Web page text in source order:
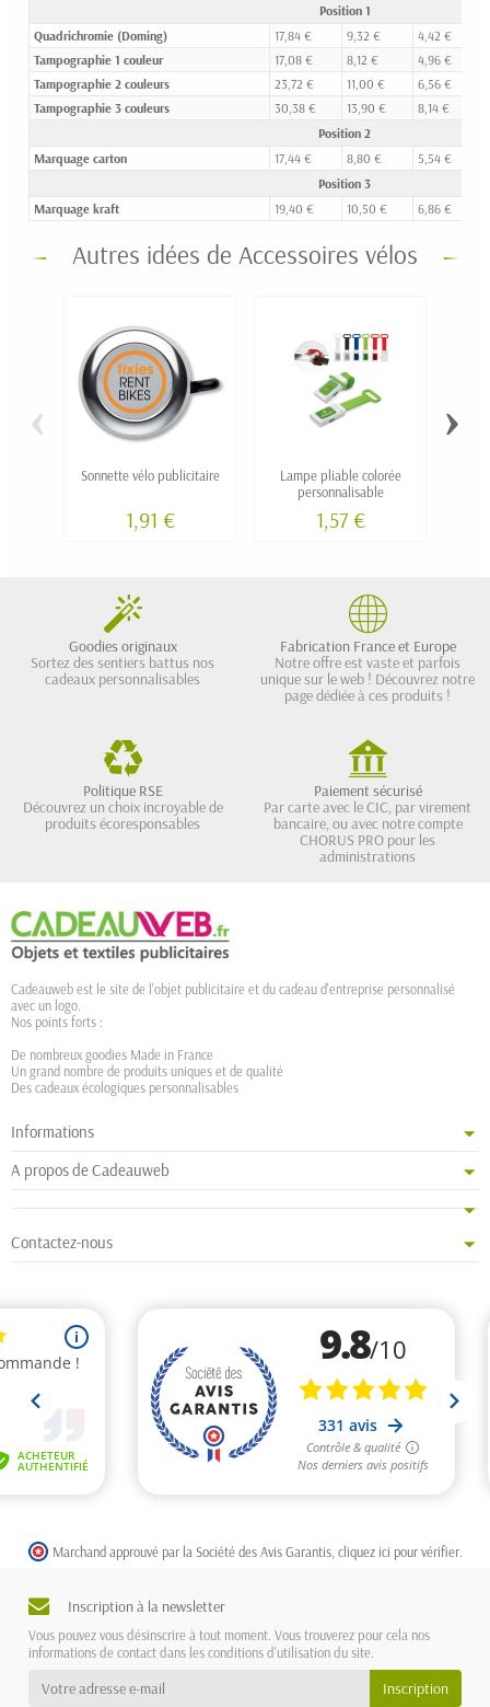
Position 1
Quadrichromie (Doming)
17,84 € 9,32 € 4,42 €
Tampographie 1 couleur
17,08 € 8,12 € 4,96 €
Tampographie 2 couleurs
23,72 € 11,00 € 6,56 €
Tampographie 3 couleurs
30,38 € 13,90 € 8,14 €
Position 2
Marquage carton
17,44 € 8,80 € 5,54 €
Position 3
Marquage kraft
19,40 € 10,50 € 6,86 €
Autres idées de Accessoires vélos
Sonnette vélo publicitaire
1,91 €
Lampe pliable colorée
personnalisable
1,57 €
‹ ›
Goodies originaux
Sortez des sentiers battus nos
cadeaux personnalisables
Fabrication France et Europe
Notre offre est vaste et parfois
unique sur le web ! Découvrez notre
page dédiée à ces produits !
Politique RSE
Découvrez un choix incroyable de
produits écoresponsables
Paiement sécurisé
Par carte avec le CIC, par virement
bancaire, ou avec notre compte
CHORUS PRO pour les
administrations
Cadeauweb est le site de l'objet publicitaire et du cadeau d'entreprise personnalisé
avec un logo.
Nos points forts :
De nombreux goodies Made in France
Un grand nombre de produits uniques et de qualité
Des cadeaux écologiques personnalisables
Informations
A propos de Cadeauweb
Contactez-nous
Marchand approuvé par la Société des Avis Garantis, cliquez ici pour vérifier
Inscription à la newsletter
Vous pouvez vous désinscrire à tout moment. Vous trouverez pour cela nos
informations de contact dans les conditions d'utilisation du site.